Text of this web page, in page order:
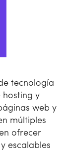
tecnología
hosting y
web y
múltiples
ofrecer
escalables